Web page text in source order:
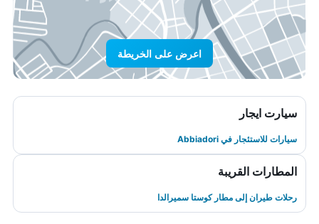
اعرض على الخريطة
سيارت ايجار
سيارات للاستئجار في Abbiadori
المطارات القريبة
رحلات طيران إلى مطار كوستا سميرالدا